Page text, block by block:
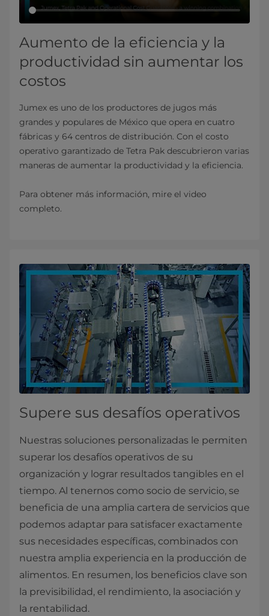
Aumento de la eficiencia y la
productividad sin aumentar los
costos
Jumex es uno de los productores de jugos más
grandes y populares de México que opera en cuatro
fábricas y 64 centros de distribución. Con el costo
operativo garantizado de Tetra Pak descubrieron varias
maneras de aumentar la productividad y la eficiencia.
Para obtener más información, mire el video
completo.
Supere sus desafíos operativos
Nuestras soluciones personalizadas le permiten
superar los desafíos operativos de su
organización y lograr resultados tangibles en el
tiempo. Al tenernos como socio de servicio, se
beneficia de una amplia cartera de servicios que
podemos adaptar para satisfacer exactamente
sus necesidades específicas, combinados con
nuestra amplia experiencia en la producción de
alimentos. En resumen, los beneficios clave son
la previsibilidad, el rendimiento, la asociación y
la rentabilidad.